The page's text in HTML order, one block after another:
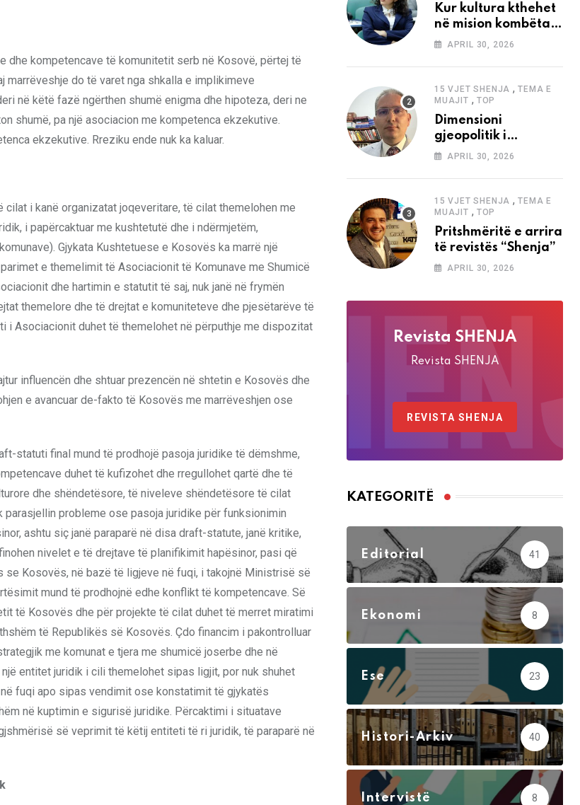
dhe kompetencave të komunitetit serb në Kosovë, përtej të
do të varet nga shkalla e implikimeve
në këtë fazë ngërthen shumë enigma dhe hipoteza, deri ne
shumë, pa një asociacion me kompetenca ekzekutive.
ekzekutive. Rreziku ende nuk ka kaluar.
i kanë organizatat joqeveritare, të cilat themelohen me
i papërcaktuar me kushtetutë dhe i ndërmjetëm,
Gjykata Kushtetuese e Kosovës ka marrë një
e themelimit të Asociacionit të Komunave me Shumicë
dhe hartimin e statutit të saj, nuk janë në frymën
themelore dhe të drejtat e komuniteteve dhe pjesëtarëve të
i Asociacionit duhet të themelohet në përputhje me dispozitat
influencën dhe shtuar prezencën në shtetin e Kosovës dhe
e avancuar de-fakto të Kosovës me marrëveshjen ose
statuti final mund të prodhojë pasoja juridike të dëmshme,
duhet të kufizohet dhe rregullohet qartë dhe të
dhe shëndetësore, të niveleve shëndetësore të cilat
probleme ose pasoja juridike për funksionimin
ashtu siç janë paraparë në disa draft-statute, janë kritike,
nivelet e të drejtave të planifikimit hapësinor, pasi që
Kosovës, në bazë të ligjeve në fuqi, i takojnë Ministrisë së
mund të prodhojnë edhe konflikt të kompetencave. Së
të Kosovës dhe për projekte të cilat duhet të merret miratimi
të Republikës së Kosovës. Çdo financim i pakontrolluar
me komunat e tjera me shumicë joserbe dhe në
entitet juridik i cili themelohet sipas ligjit, por nuk shuhet
fuqi apo sipas vendimit ose konstatimit të gjykatës
në kuptimin e sigurisë juridike. Përcaktimi i situatave
së veprimit të këtij entiteti të ri juridik, të paraparë në
Kur kultura kthehet
në mision kombëtar
edhe në
APRIL 30, 2026
15 VJET SHENJA ,TEMA E
MUAJIT , TOP
Dimensioni
gjeopolitik i
analizave të Abdi
“Shenja”
APRIL 30, 2026
15 VJET SHENJA ,TEMA E
MUAJIT , TOP
Pritshmëritë e arrira
të revistës “Shenja”
APRIL 30, 2026
Revista SHENJA
Revista SHENJA
REVISTA SHENJA
KATEGORITË
Editorial 41
Ekonomi 8
Ese 23
Histori-Arkiv 40
Intervistë 8